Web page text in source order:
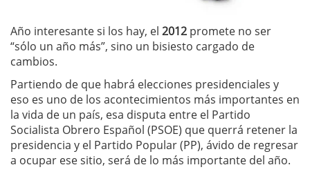
Año interesante si los hay, el 2012 promete no ser
“sólo un año más”, sino un bisiesto cargado de
cambios.
Partiendo de que habrá elecciones presidenciales y
eso es uno de los acontecimientos más importantes en
la vida de un país, esa disputa entre el Partido
Socialista Obrero Español (PSOE) que querrá retener la
presidencia y el Partido Popular (PP), ávido de regresar
a ocupar ese sitio, será de lo más importante del año.